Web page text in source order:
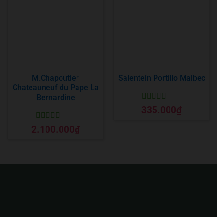
M.Chapoutier
Chateauneuf du Pape La
Bernardine
Được xếp
hạng55 sao
2.100.000₫
Salentein Portillo Malbec
Được xếp
hạng55 sao
335.000₫